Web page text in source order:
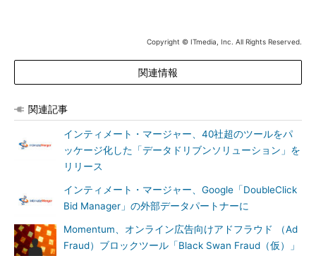
Copyright © ITmedia, Inc. All Rights Reserved.
関連情報
関連記事
インティメート・マージャー、40社超のツールをパ
ッケージ化した「データドリブンソリューション」を
リリース
インティメート・マージャー、Google「DoubleClick
Bid Manager」の外部データパートナーに
Momentum、オンライン広告向けアドフラウド （Ad
Fraud）ブロックツール「Black Swan Fraud（仮）」